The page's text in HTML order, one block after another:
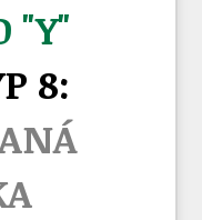
"Y"
8: